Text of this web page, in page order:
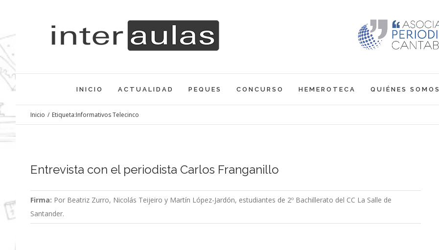
contenido
INICIO ACTUALIDAD PEQUES CONCURSO HEMEROTECA QUIÉNES SOMOS
Inicio / Etiqueta:Informativos Telecinco
Entrevista con el periodista Carlos Franganillo
Firma: Por Beatriz Zurro, Nicolás Teijeiro y Martín López-Jardón, estudiantes de 2º Bachillerato del CC La Salle de
Santander.